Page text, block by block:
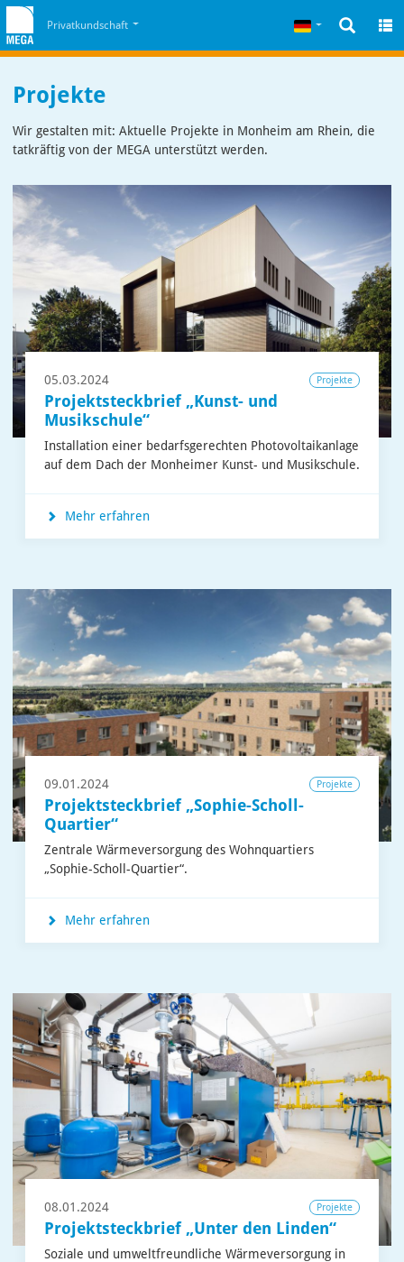
Zum Cookiehinweis
Privatkundschaft Deutsch
Projekte
Wir gestalten mit: Aktuelle Projekte in Monheim am Rhein, die
tatkräftig von der MEGA unterstützt werden.
05.03.2024 Projekte
Projektsteckbrief „Kunst- und
Musikschule“
Installation einer bedarfsgerechten Photovoltaikanlage
auf dem Dach der Monheimer Kunst- und Musikschule.
Mehr erfahren
09.01.2024 Projekte
Projektsteckbrief „Sophie-Scholl-
Quartier“
Zentrale Wärmeversorgung des Wohnquartiers
„Sophie-Scholl-Quartier“.
Mehr erfahren
08.01.2024 Projekte
Projektsteckbrief „Unter den Linden“
Soziale und umweltfreundliche Wärmeversorgung in